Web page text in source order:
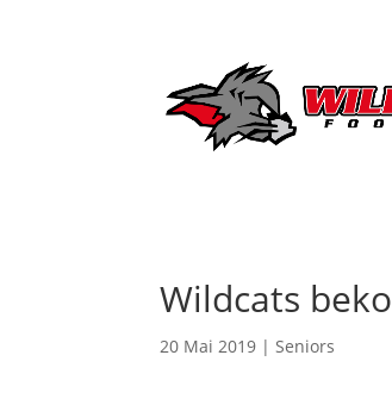
Wildcats
20 Mai 2019 |Seniors